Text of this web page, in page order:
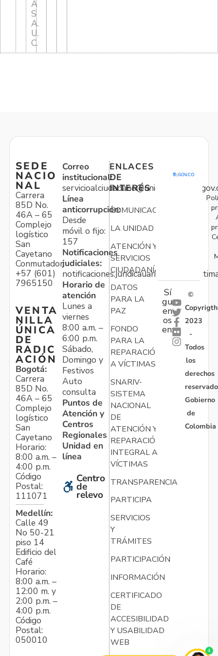
A
S
A.
U.
C.
SEDE
NACIO
NAL
Carrera
85D No.
46A – 65
Complejo
logístico
San
Cayetano
Conmutador:
+57 (601)
7965150
VENTA
NILLA
ÚNICA
DE
RADIC
ACIÓN
Bogotá:
Carrera
85D No.
46A – 65
Complejo
logístico
San
Cayetano
Horario:
8:00 a.m. –
4:00 p.m.
Código
Postal:
111071
Medellín:
Calle 49
No 50-21
piso 14
Edificio del
Café
Horario:
8:00 a.m. –
12:00 m. y
2:00 p.m. –
4:00 p.m.
Código
Postal:
050010
Correo
institucional:
Línea
anticorrupción:
Desde
móvil o fijo:
157
Notificaciones
judiciales:
Horario de
atención
Lunes a
viernes
8:00 a.m. –
6:00 p.m.
Sábado,
Domingo y
Festivos
Auto
consulta
Puntos de
Atención y
Centros
Regionales
Unidad en
línea
Centro
de
relevo
ENLACES
DE
INTERÉS
COMUNICACIONES
LA UNIDAD
ATENCIÓN Y
SERVICIOS
CIUDADANÍA
DATOS
PARA LA
PAZ
FONDO
PARA LA
REPARACIÓN
A VÍCTIMAS
SNARIV-
SISTEMA
NACIONAL
DE
ATENCIÓN Y
REPARACIÓN
INTEGRAL A
VÍCTIMAS
TRANSPARENCIA
PARTICIPA
SERVICIOS
Y
TRÁMITES
PARTICIPACIÓN
INFORMACIÓN
CERTIFICADO
DE
ACCESIBILIDAD
Y USABILIDAD
WEB
Sí
gu
en
os
en:
©
Copyrigth
2023
-
Todos
los
derechos
Gobierno
de
Colombia
4